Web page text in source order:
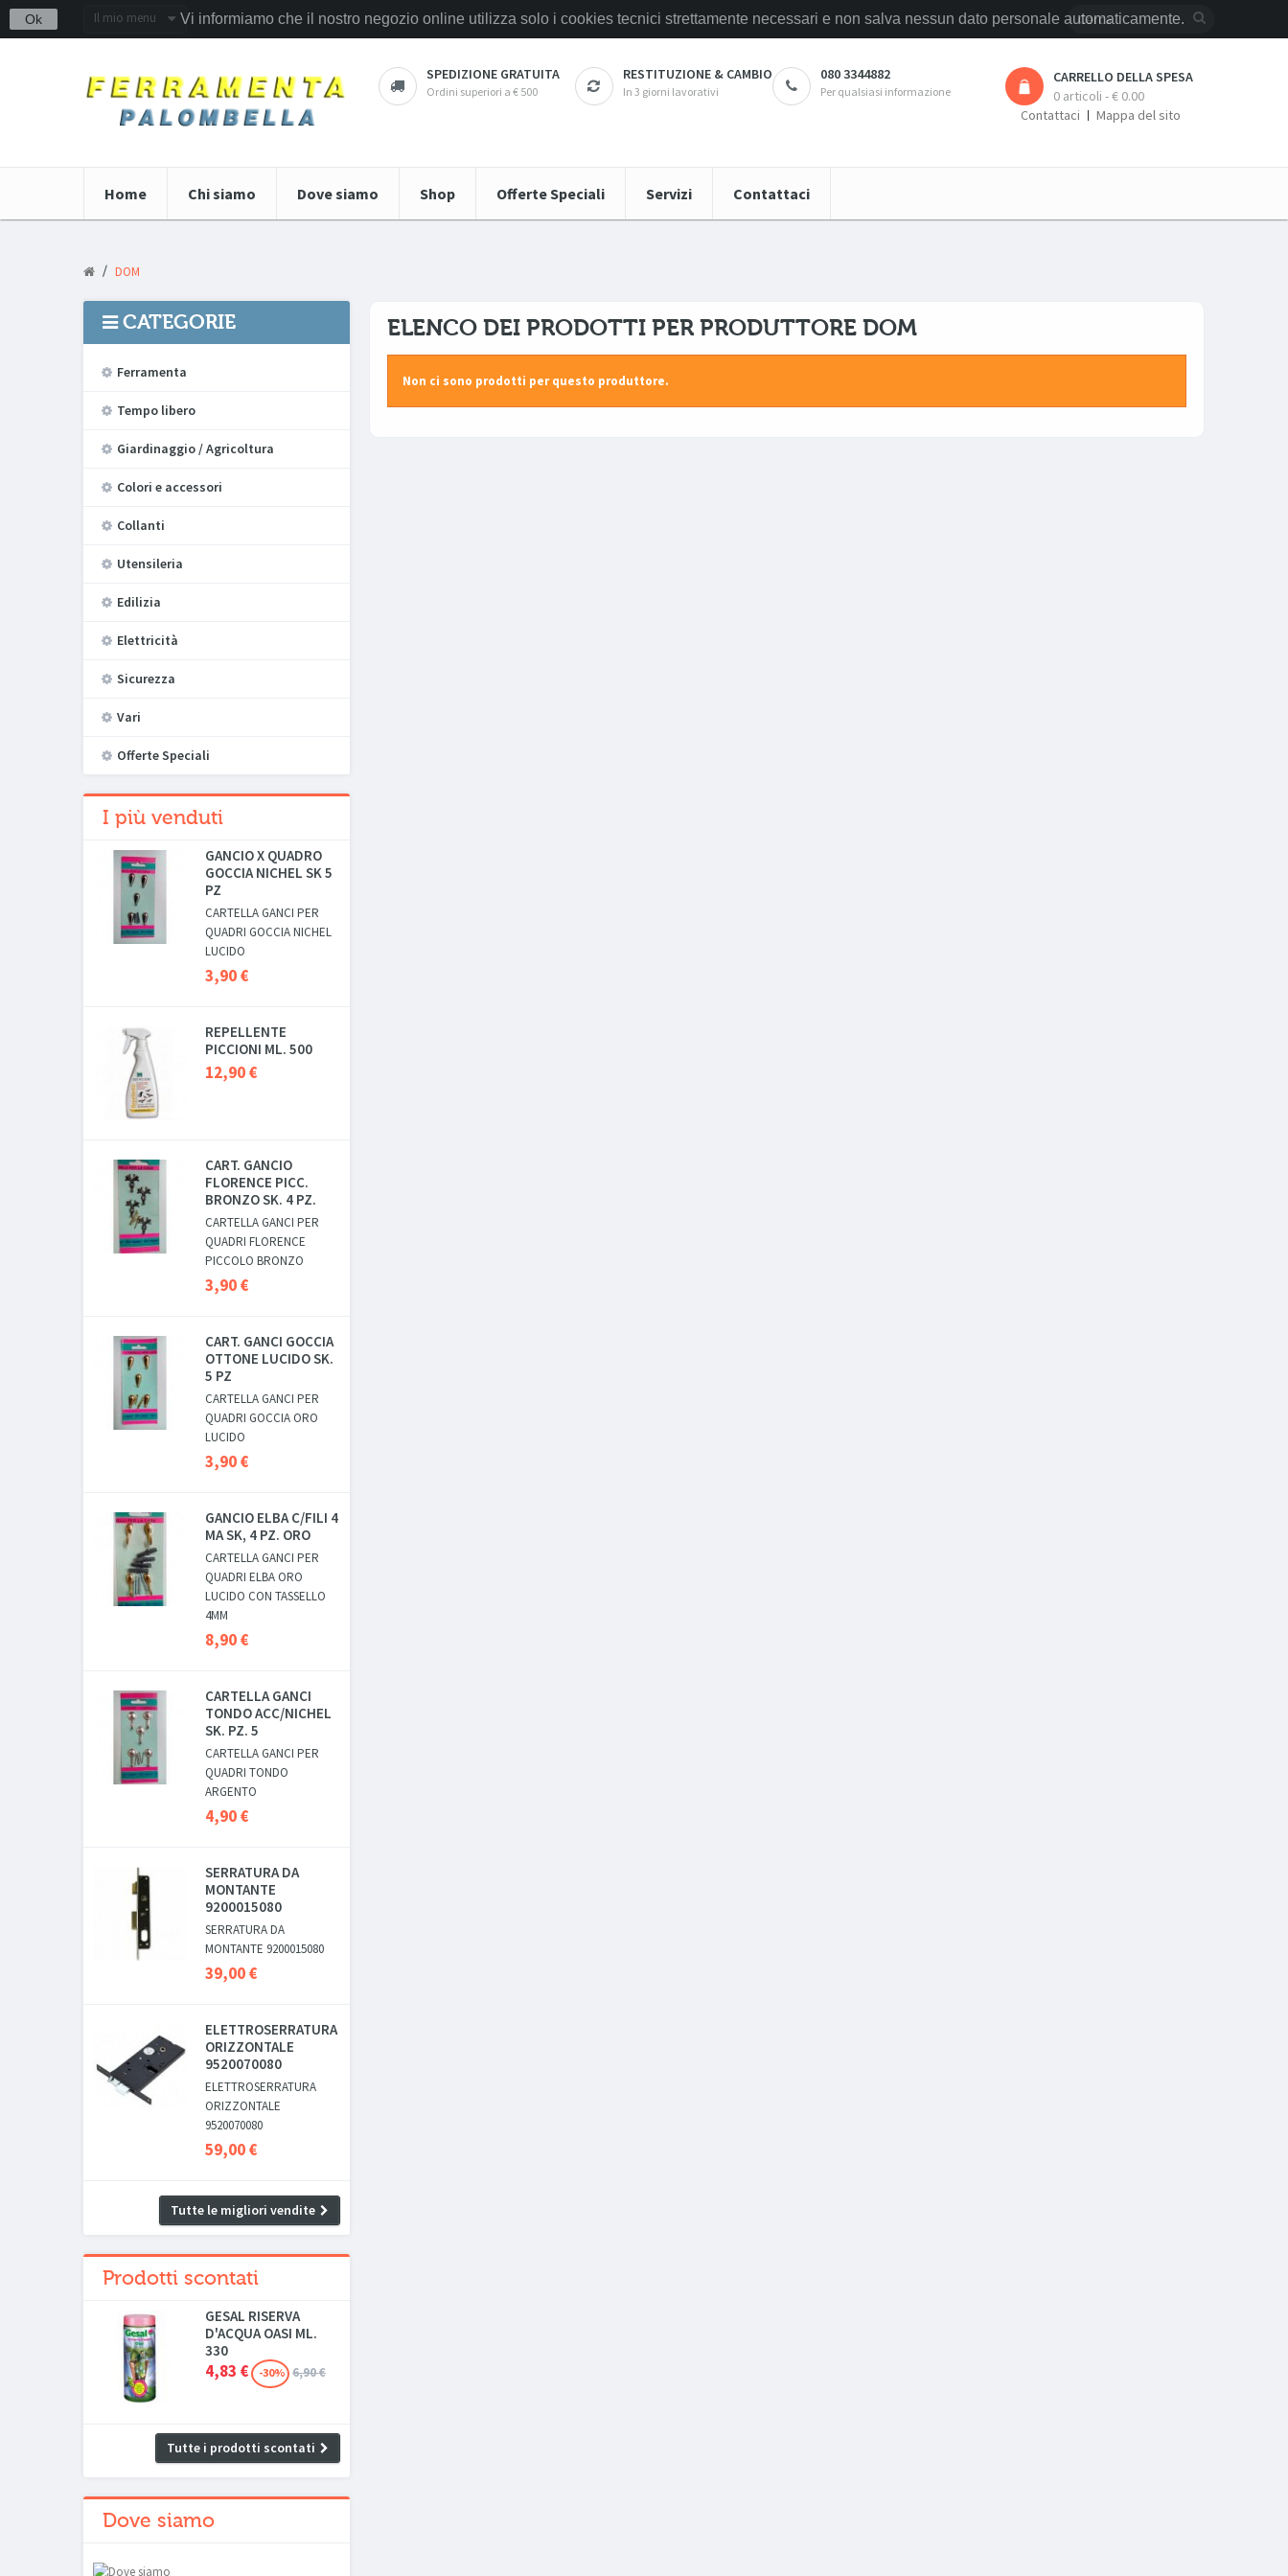
Ok Vi informiamo che il nostro negozio online utilizza solo i cookies tecnici strettamente necessari e non salva nessun dato personale automaticamente.
Il mio menu
SPEDIZIONE GRATUITA
Ordini superiori a € 500
RESTITUZIONE & CAMBIO
In 3 giorni lavorativi
080 3344882
Per qualsiasi informazione
CARRELLO DELLA SPESA
0 articoli - € 0.00
Contattaci
Mappa del sito
Home Chi siamo Dove siamo Shop Offerte Speciali Servizi Contattaci
/ DOM
CATEGORIE
Ferramenta
Tempo libero
Giardinaggio / Agricoltura
Colori e accessori
Collanti
Utensileria
Edilizia
Elettricità
Sicurezza
Vari
Offerte Speciali
I più venduti
GANCIO X QUADRO
GOCCIA NICHEL SK 5
PZ
CARTELLA GANCI PER
QUADRI GOCCIA NICHEL
LUCIDO
3,90 €
REPELLENTE
PICCIONI ML. 500
12,90 €
CART. GANCIO
FLORENCE PICC.
BRONZO SK. 4 PZ.
CARTELLA GANCI PER
QUADRI FLORENCE
PICCOLO BRONZO
3,90 €
CART. GANCI GOCCIA
OTTONE LUCIDO SK.
5 PZ
CARTELLA GANCI PER
QUADRI GOCCIA ORO
LUCIDO
3,90 €
GANCIO ELBA C/FILI 4
MA SK, 4 PZ. ORO
CARTELLA GANCI PER
QUADRI ELBA ORO
LUCIDO CON TASSELLO
4MM
8,90 €
CARTELLA GANCI
TONDO ACC/NICHEL
SK. PZ. 5
CARTELLA GANCI PER
QUADRI TONDO
ARGENTO
4,90 €
SERRATURA DA
MONTANTE
9200015080
SERRATURA DA
MONTANTE 9200015080
39,00 €
ELETTROSERRATURA
ORIZZONTALE
9520070080
ELETTROSERRATURA
ORIZZONTALE
9520070080
59,00 €
Tutte le migliori vendite
Prodotti scontati
GESAL RISERVA
D'ACQUA OASI ML.
330
4,83 € -30% 6,90 €
Tutte i prodotti scontati
Dove siamo
ELENCO DEI PRODOTTI PER PRODUTTORE DOM
Non ci sono prodotti per questo produttore.